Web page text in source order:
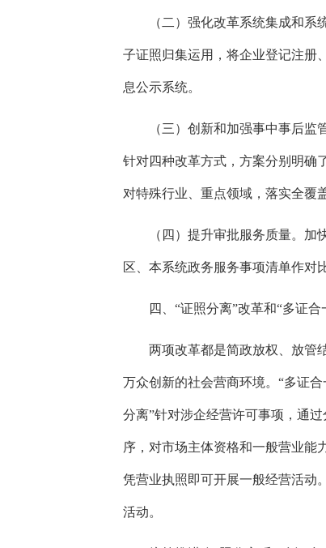
（二）强化改革系统集成和系
子证照归集运用， 将企业登记注册、
息公示系统。
（三）创新和加强事中事后监
针对四种改革方式， 方案分别明确
对特殊行业、 重点领域， 落实全覆
（四）提升审批服务质量。 加
区、 本系统政务服务事项清单作对
四、 “证照分离”改革和“多证合
两项改革都是简政放权、 放管
万众创新的社会营商环境。 “多证合
分离”针对涉企经营许可事项， 通过
序， 对市场主体资格和一般营业能
凭营业执照即可开展一般经营活动。
活动。